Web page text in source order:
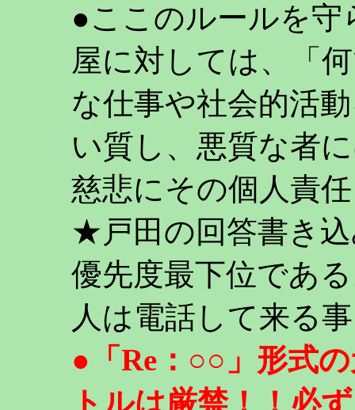
●ここのルールを守
屋に対しては、「
な仕事や社会的活
い質し、悪質な者
慈悲にその個人責
★戸田の回答書き
優先度最下位であ
人は電話して来る
●「Re：○○」形式
トルは厳禁！！必